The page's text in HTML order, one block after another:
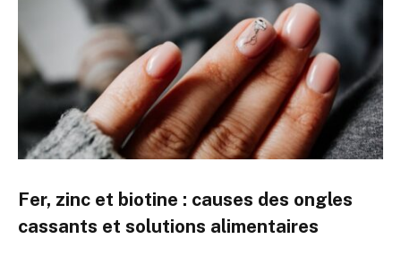
Fer, zinc et biotine : causes des ongles
cassants et solutions alimentaires